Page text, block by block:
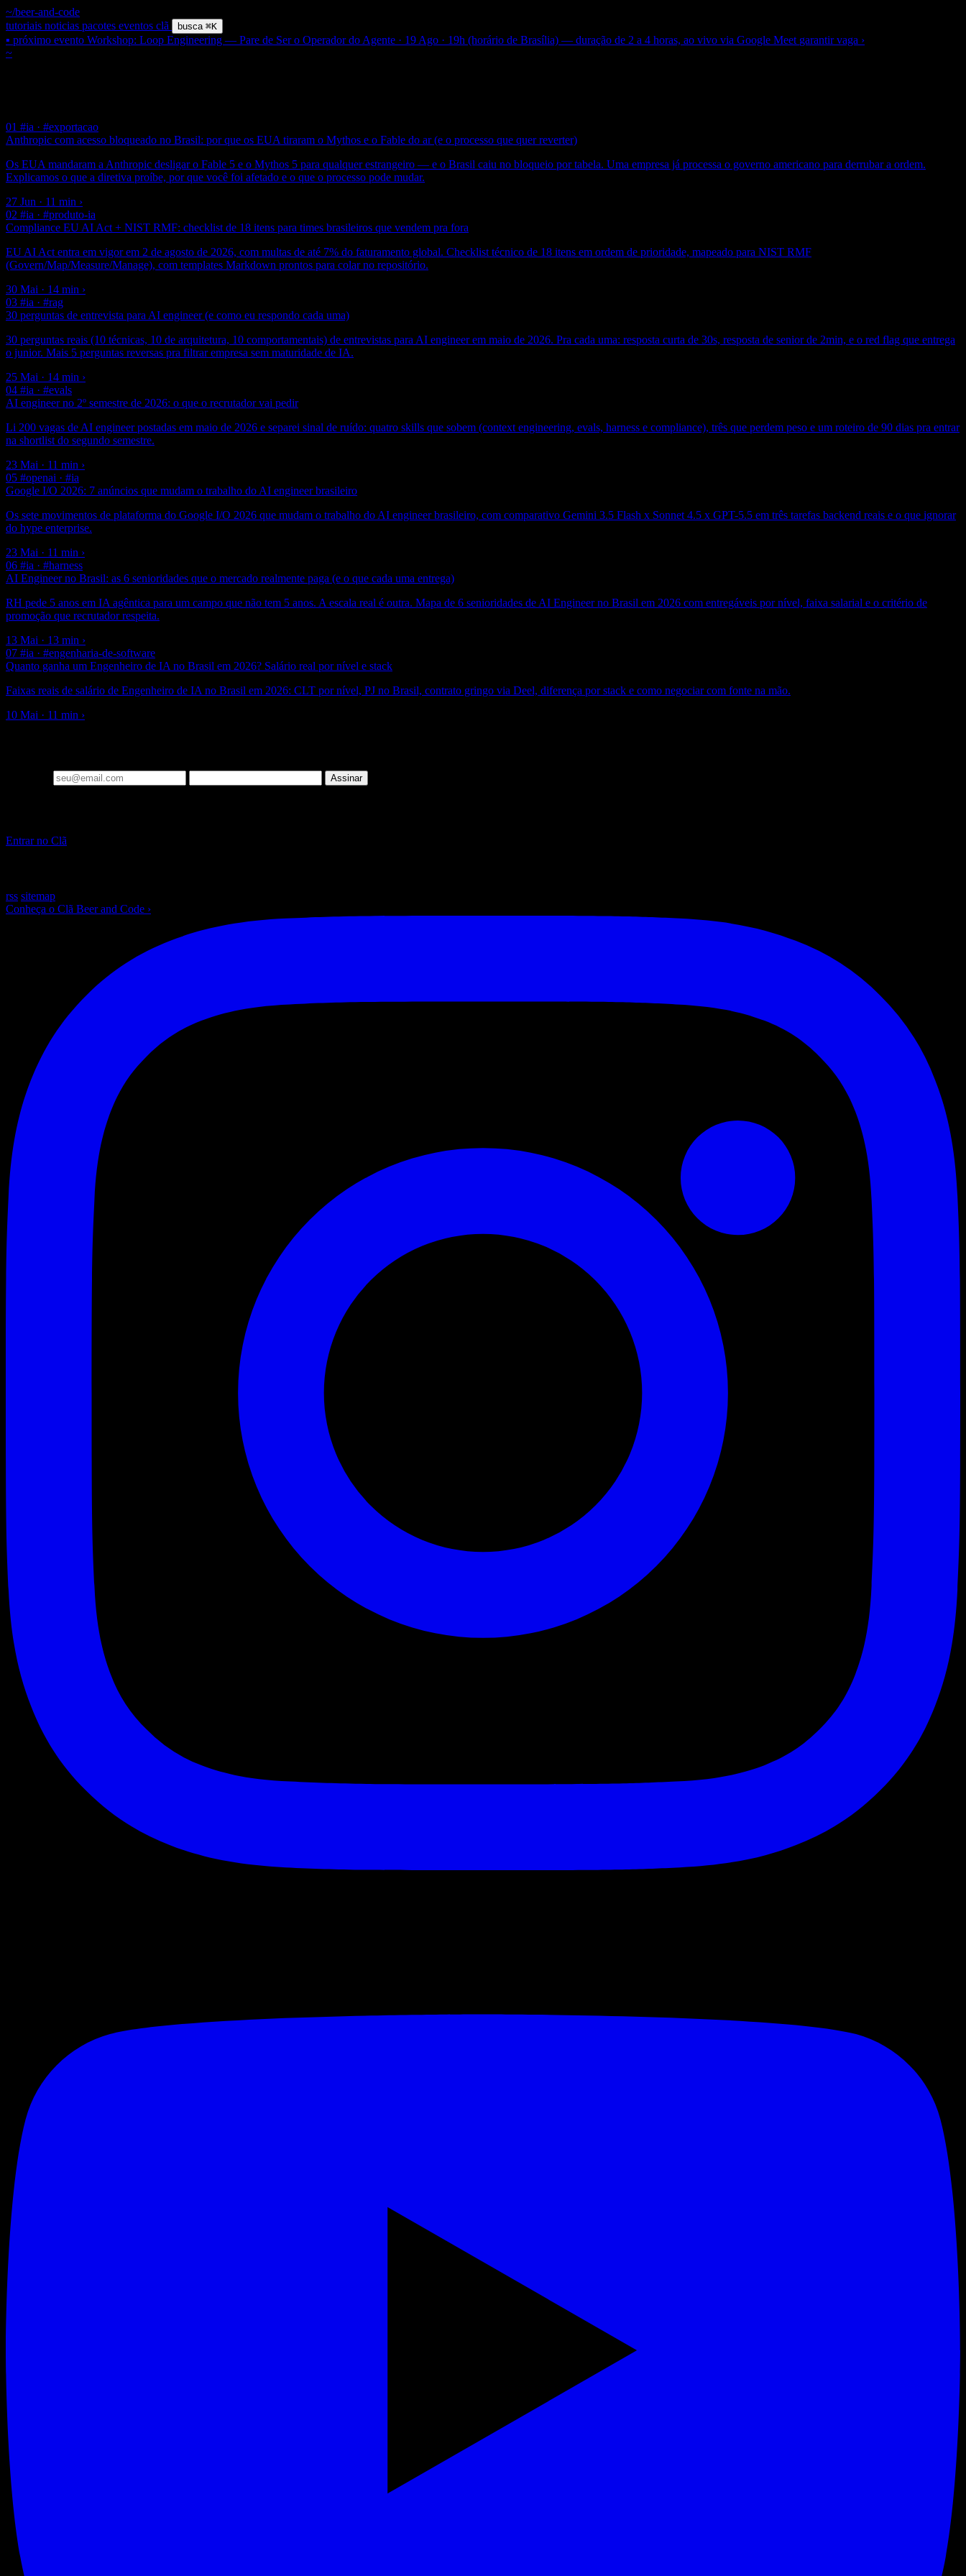
~/beer-and-code
tutoriais noticias pacotes eventos clã busca ⌘K
▪ próximo evento Workshop: Loop Engineering — Pare de Ser o Operador do Agente · 19 Ago · 19h (horário de Brasília) — duração de 2 a 4 horas, ao vivo via Google Meet garantir vaga ›
~
01 #ia · #exportacao
Anthropic com acesso bloqueado no Brasil: por que os EUA tiraram o Mythos e o Fable do ar (e o processo que quer reverter)
Os EUA mandaram a Anthropic desligar o Fable 5 e o Mythos 5 para qualquer estrangeiro — e o Brasil caiu no bloqueio por tabela. Uma empresa já processa o governo americano para derrubar a ordem.
Explicamos o que a diretiva proíbe, por que você foi afetado e o que o processo pode mudar.
27 Jun · 11 min ›
02 #ia · #produto-ia
Compliance EU AI Act + NIST RMF: checklist de 18 itens para times brasileiros que vendem pra fora
EU AI Act entra em vigor em 2 de agosto de 2026, com multas de até 7% do faturamento global. Checklist técnico de 18 itens em ordem de prioridade, mapeado para NIST RMF
(Govern/Map/Measure/Manage), com templates Markdown prontos para colar no repositório.
30 Mai · 14 min ›
03 #ia · #rag
30 perguntas de entrevista para AI engineer (e como eu respondo cada uma)
30 perguntas reais (10 técnicas, 10 de arquitetura, 10 comportamentais) de entrevistas para AI engineer em maio de 2026. Pra cada uma: resposta curta de 30s, resposta de senior de 2min, e o red flag que entrega
o junior. Mais 5 perguntas reversas pra filtrar empresa sem maturidade de IA.
25 Mai · 14 min ›
04 #ia · #evals
AI engineer no 2º semestre de 2026: o que o recrutador vai pedir
Li 200 vagas de AI engineer postadas em maio de 2026 e separei sinal de ruído: quatro skills que sobem (context engineering, evals, harness e compliance), três que perdem peso e um roteiro de 90 dias pra entrar
na shortlist do segundo semestre.
23 Mai · 11 min ›
05 #openai · #ia
Google I/O 2026: 7 anúncios que mudam o trabalho do AI engineer brasileiro
Os sete movimentos de plataforma do Google I/O 2026 que mudam o trabalho do AI engineer brasileiro, com comparativo Gemini 3.5 Flash x Sonnet 4.5 x GPT-5.5 em três tarefas backend reais e o que ignorar
do hype enterprise.
23 Mai · 11 min ›
06 #ia · #harness
AI Engineer no Brasil: as 6 senioridades que o mercado realmente paga (e o que cada uma entrega)
RH pede 5 anos em IA agêntica para um campo que não tem 5 anos. A escala real é outra. Mapa de 6 senioridades de AI Engineer no Brasil em 2026 com entregáveis por nível, faixa salarial e o critério de
promoção que recrutador respeita.
13 Mai · 13 min ›
07 #ia · #engenharia-de-software
Quanto ganha um Engenheiro de IA no Brasil em 2026? Salário real por nível e stack
Faixas reais de salário de Engenheiro de IA no Brasil em 2026: CLT por nível, PJ no Brasil, contrato gringo via Deel, diferença por stack e como negociar com fonte na mão.
10 Mai · 11 min ›
Assinar
Entrar no Clã
rss sitemap
Conheça o Clã Beer and Code ›